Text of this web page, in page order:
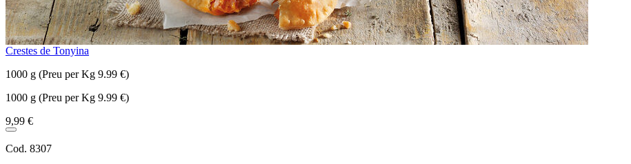
Crestes de Tonyina
1000 g (Preu per Kg 9.99 €)
1000 g (Preu per Kg 9.99 €)
9,99 €
Cod. 8307